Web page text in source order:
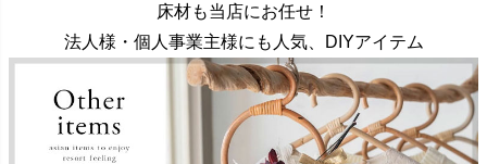
床材も当店にお任せ！
法人様・個人事業主様にも人気、DIYアイテム